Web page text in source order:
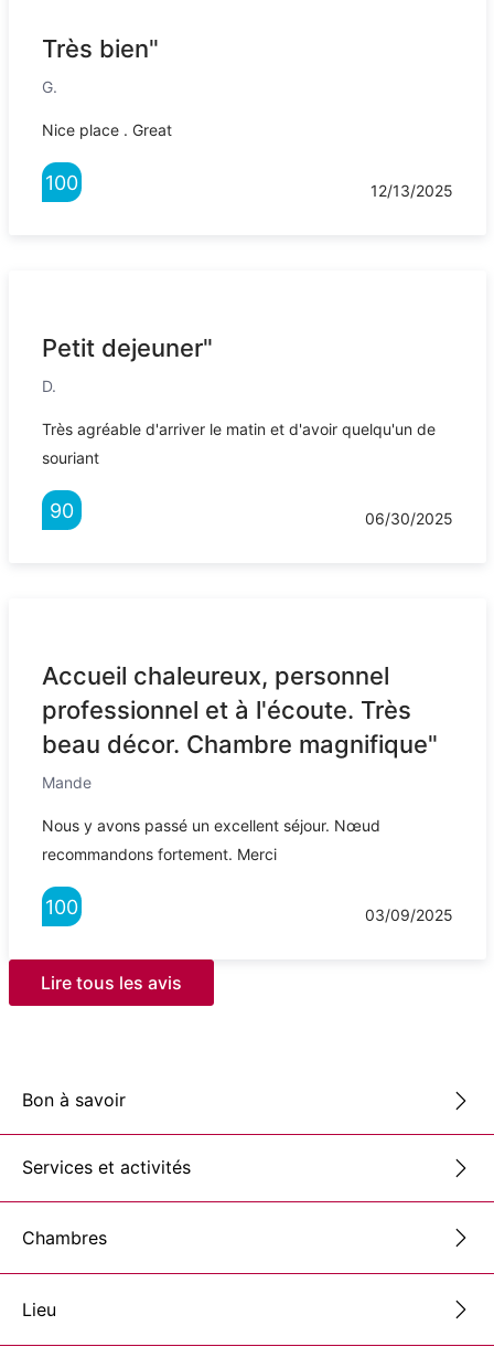
Très bien"
G.
Nice place . Great
100 12/13/2025
Petit dejeuner"
D.
Très agréable d'arriver le matin et d'avoir quelqu'un de
souriant
90 06/30/2025
Accueil chaleureux, personnel
professionnel et à l'écoute. Très
beau décor. Chambre magnifique"
Mande
Nous y avons passé un excellent séjour. Nœud
recommandons fortement. Merci
100 03/09/2025
Lire tous les avis
Bon à savoir
Services et activités
Chambres
Lieu